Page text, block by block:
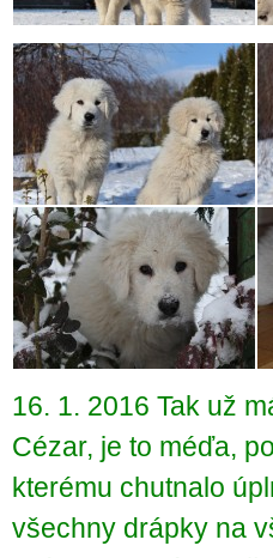
16. 1. 2016 Tak už
Cézar, je to méďa,
kterému chutnalo
všechny drápky na